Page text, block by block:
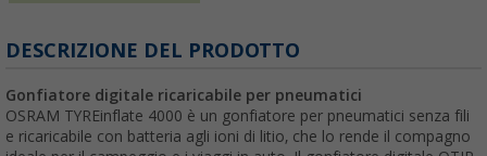
DESCRIZIONE DEL PRODOTTO
Gonfiatore digitale ricaricabile per pneumatici
OSRAM TYREinflate 4000 è un gonfiatore per pneumatici senza fili
e ricaricabile con batteria agli ioni di litio, che lo rende il compagno